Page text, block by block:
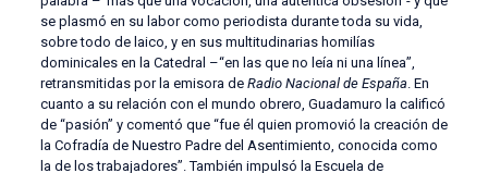
se plasmó en su labor como periodista durante toda su vida,
sobre todo de laico, y en sus multitudinarias homilías
dominicales en la Catedral –“en las que no leía ni una línea”,
retransmitidas por la emisora de Radio Nacional de España. En
cuanto a su relación con el mundo obrero, Guadamuro la calificó
de “pasión” y comentó que “fue él quien promovió la creación de
la Cofradía de Nuestro Padre del Asentimiento, conocida como
la de los trabajadores”. También impulsó la Escuela de